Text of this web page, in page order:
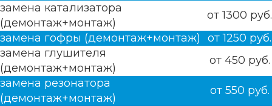
замена катализатора
(демонтаж+монтаж)
от 1300 руб.
замена гофры (демонтаж+монтаж)
от 1250 руб.
замена глушителя
(демонтаж+монтаж)
от 450 руб.
замена резонатора
(демонтаж+монтаж)
от 550 руб.